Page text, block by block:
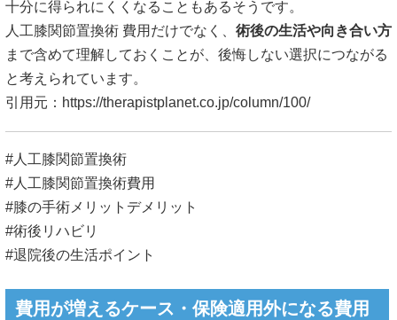
十分に得られにくくなることもあるそうです。
人工膝関節置換術 費用だけでなく、 術後の生活や向き合い方
まで含めて理解しておくことが、後悔しない選択につながる
と考えられています。
引用元： https://therapistplanet.co.jp/column/100/
#人工膝関節置換術
#人工膝関節置換術費用
#膝の手術メリットデメリット
#術後リハビリ
#退院後の生活ポイント
費用が増えるケース・保険適用外になる費用